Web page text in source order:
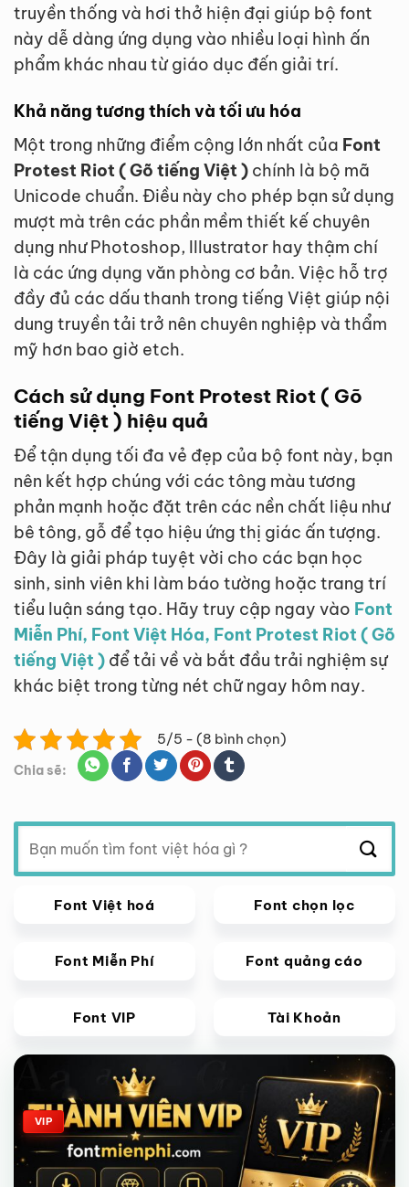
truyền thống và hơi thở hiện đại giúp bộ font
này dễ dàng ứng dụng vào nhiều loại hình ấn
phẩm khác nhau từ giáo dục đến giải trí.
Khả năng tương thích và tối ưu hóa
Một trong những điểm cộng lớn nhất của Font
Protest Riot ( Gõ tiếng Việt ) chính là bộ mã
Unicode chuẩn. Điều này cho phép bạn sử dụng
mượt mà trên các phần mềm thiết kế chuyên
dụng như Photoshop, Illustrator hay thậm chí
là các ứng dụng văn phòng cơ bản. Việc hỗ trợ
đầy đủ các dấu thanh trong tiếng Việt giúp nội
dung truyền tải trở nên chuyên nghiệp và thẩm
mỹ hơn bao giờ etch.
Cách sử dụng Font Protest Riot ( Gõ
tiếng Việt ) hiệu quả
Để tận dụng tối đa vẻ đẹp của bộ font này, bạn
nên kết hợp chúng với các tông màu tương
phản mạnh hoặc đặt trên các nền chất liệu như
bê tông, gỗ để tạo hiệu ứng thị giác ấn tượng.
Đây là giải pháp tuyệt vời cho các bạn học
sinh, sinh viên khi làm báo tường hoặc trang trí
tiểu luận sáng tạo. Hãy truy cập ngay vào Font
Miễn Phí, Font Việt Hóa, Font Protest Riot ( Gõ
tiếng Việt ) để tải về và bắt đầu trải nghiệm sự
khác biệt trong từng nét chữ ngay hôm nay.
5/5 - (8 bình chọn)
Chia sẽ:
Tìm
kiếm:
Font Việt hoá Font chọn lọc
Font Miễn Phí Font quảng cáo
Font VIP Tài Khoản
Giảm giá!
VIP